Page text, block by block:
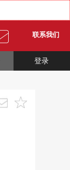
联系我们
登录